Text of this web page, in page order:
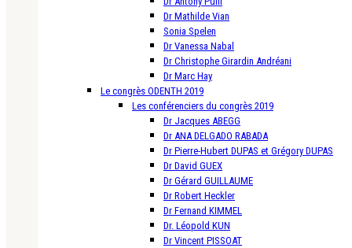
Dr Mathilde Vian
Sonia Spelen
Dr Vanessa Nabal
Dr Christophe Girardin Andréani
Dr Marc Hay
Le congrès ODENTH 2019
Les conférenciers du congrès 2019
Dr Jacques ABEGG
Dr ANA DELGADO RABADA
Dr Pierre-Hubert DUPAS et Grégory DUPAS
Dr David GUEX
Dr Gérard GUILLAUME
Dr Robert Heckler
Dr Fernand KIMMEL
Dr. Léopold KUN
Dr Vincent PISSOAT